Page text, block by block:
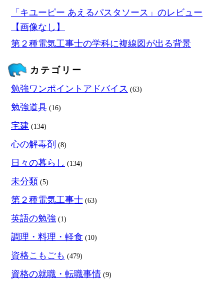
「キユーピー あえるパスタソース」のレビュー
【画像なし】
第２種電気工事士の学科に複線図が出る背景
カテゴリー
勉強ワンポイントアドバイス (63)
勉強道具 (16)
宅建 (134)
心の解毒剤 (8)
日々の暮らし (134)
未分類 (5)
第２種電気工事士 (63)
英語の勉強 (1)
調理・料理・軽食 (10)
資格こもごも (479)
資格の就職・転職事情 (9)